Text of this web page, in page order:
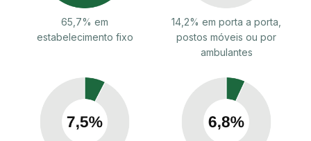
65,7% em
estabelecimento fixo
14,2% em porta a porta,
postos móveis ou por
ambulantes